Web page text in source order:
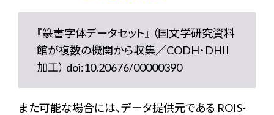
『篆書字体データセット』 （国文学研究資料
館が複数の機関から収集／CODH・DHII
加工） doi:10.20676/00000390
また可能な場合には、データ提供元である ROIS-